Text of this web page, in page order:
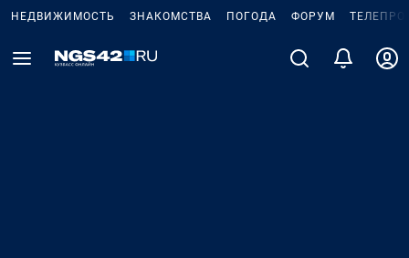
НЕДВИЖИМОСТЬ ЗНАКОМСТВА ПОГОДА ФОРУМ